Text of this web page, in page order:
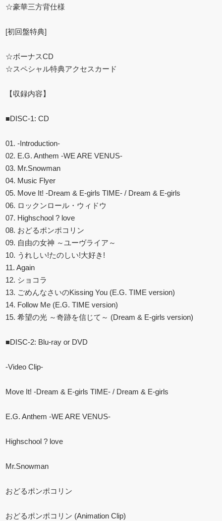
☆豪華三方背仕様
[初回盤特典]
☆ボーナスCD
☆スペシャル特典アクセスカード
【収録内容】
■DISC-1: CD
01. -Introduction-
02. E.G. Anthem -WE ARE VENUS-
03. Mr.Snowman
04. Music Flyer
05. Move It! -Dream & E-girls TIME- / Dream & E-girls
06. ロックンロール・ウィドウ
07. Highschool ? love
08. おどるポンポコリン
09. 自由の女神 ～ユーヴライア～
10. うれしい!たのしい!大好き!
11. Again
12. ショコラ
13. ごめんなさいのKissing You (E.G. TIME version)
14. Follow Me (E.G. TIME version)
15. 希望の光 ～奇跡を信じて～ (Dream & E-girls version)
■DISC-2: Blu-ray or DVD
-Video Clip-
Move It! -Dream & E-girls TIME- / Dream & E-girls
E.G. Anthem -WE ARE VENUS-
Highschool ? love
Mr.Snowman
おどるポンポコリン
おどるポンポコリン (Animation Clip)